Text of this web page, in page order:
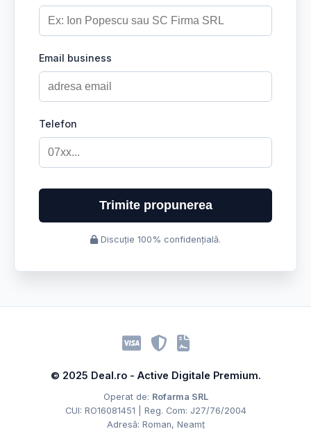
Email business
Telefon
Trimite propunerea
Discuție 100% confidențială.
© 2025 Deal.ro - Active Digitale Premium.
Operat de: Rofarma SRL
CUI: RO16081451 | Reg. Com: J27/76/2004
Adresă: Roman, Neamț